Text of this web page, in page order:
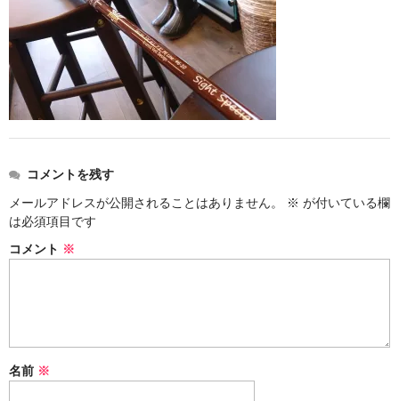
コメントを残す
メールアドレスが公開されることはありません。
※ が付いている欄
は必須項目です
コメント ※
名前 ※